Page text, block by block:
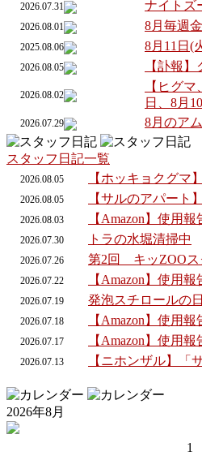
2026.07.31 ナイトズ
2026.08.01 8月毎週
2025.08.06 8月11日(
2026.08.05 【訃報
2026.08.02
【ヒグ
日、8月10
2026.07.29 8月のア
スタッフ日記一覧
2026.08.05 【ホッキョクグマ
2026.08.05 【サルのアパート
2026.08.03 【Amazon】使用
2026.07.30 トラの水堀清掃中
2026.07.26 第2回 キッZOOス
2026.07.22 【Amazon】使用
2026.07.19 発泡スチロールの
2026.07.18 【Amazon】使用
2026.07.17 【Amazon】使用
2026.07.13 【ニホンザル】
2026年8月
1